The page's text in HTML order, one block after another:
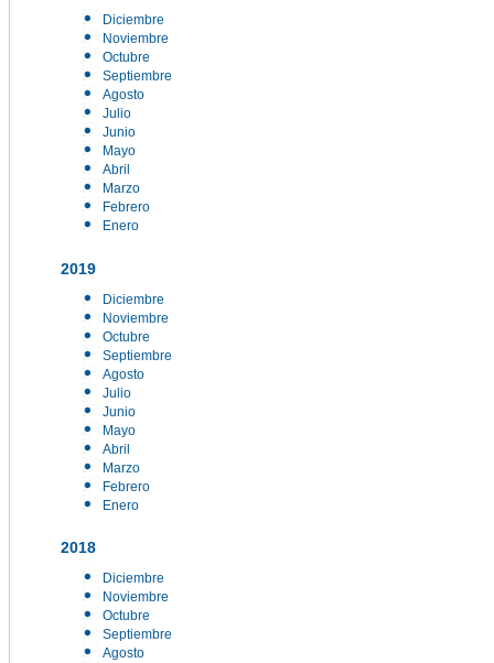
Diciembre
Noviembre
Octubre
Septiembre
Agosto
Julio
Junio
Mayo
Abril
Marzo
Febrero
Enero
2019
Diciembre
Noviembre
Octubre
Septiembre
Agosto
Julio
Junio
Mayo
Abril
Marzo
Febrero
Enero
2018
Diciembre
Noviembre
Octubre
Septiembre
Agosto